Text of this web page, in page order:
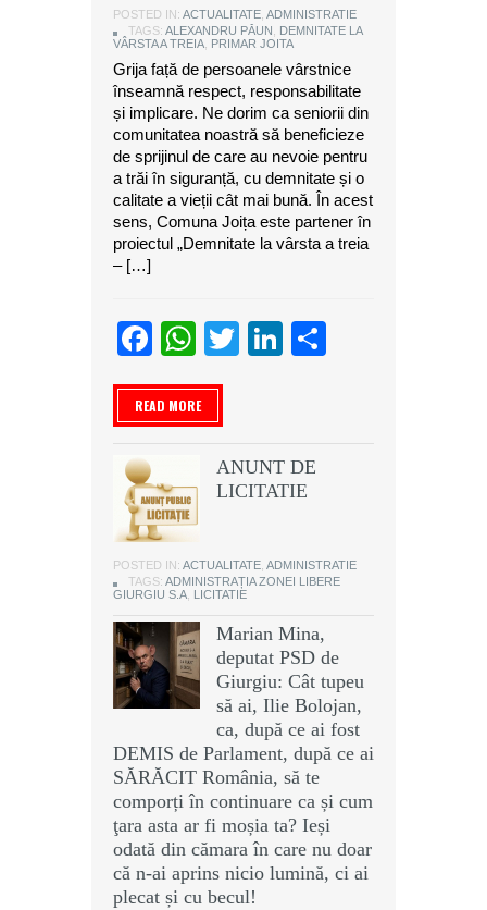
POSTED IN: ACTUALITATE ADMINISTRATIE
TAGS: ALEXANDRU PĂUN
DEMNITATE LA
VÂRSTA A TREIA
PRIMAR JOITA
Grija față de persoanele vârstnice
înseamnă respect, responsabilitate
și implicare. Ne dorim ca seniorii din
comunitatea noastră să beneficieze
de sprijinul de care au nevoie pentru
a trăi în siguranță, cu demnitate și o
calitate a vieții cât mai bună. În acest
sens, Comuna Joița este partener în
proiectul „Demnitate la vârsta a treia
– […]
Facebook
WhatsApp
TwitterLinkedIn
READ MORE
ANUNT DE
LICITATIE
POSTED IN: ACTUALITATE ADMINISTRATIE
TAGS: ADMINISTRAȚIA ZONEI LIBERE
GIURGIU S.A
LICITATIE
Marian Mina,
deputat PSD de
Giurgiu: Cât tupeu
să ai, Ilie Bolojan,
ca, după ce ai fost
DEMIS de Parlament, după ce ai
SĂRĂCIT România, să te
comporți în continuare ca și cum
ţara asta ar fi moșia ta? Ieși
odată din cămara în care nu doar
că n-ai aprins nicio lumină, ci ai
plecat și cu becul!